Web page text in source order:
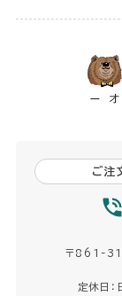
ご注
〒861-
定休日：